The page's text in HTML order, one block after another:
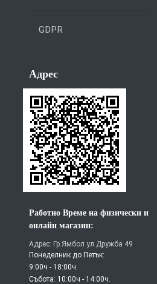
GDPR
Aдрес
Работно Време на физически и
онлайн магазин:
Адрес: Гр.Ямбол ул.Дружба 49
Понеделник до Петък:
9:00ч - 18:00ч.
Събота: 10:00ч - 14:00ч.